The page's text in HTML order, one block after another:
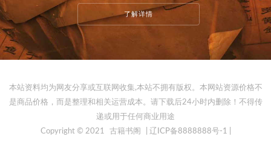
了解详情
本站资料均为网友分享或互联网收集,本站不拥有版权。本网站资源价格不
是商品价格，而是整理和相关运营成本。请下载后24小时内删除！不得传
递或用于任何商业用途
Copyright © 2021
古籍书阁 | 辽ICP备8888888号-1 |